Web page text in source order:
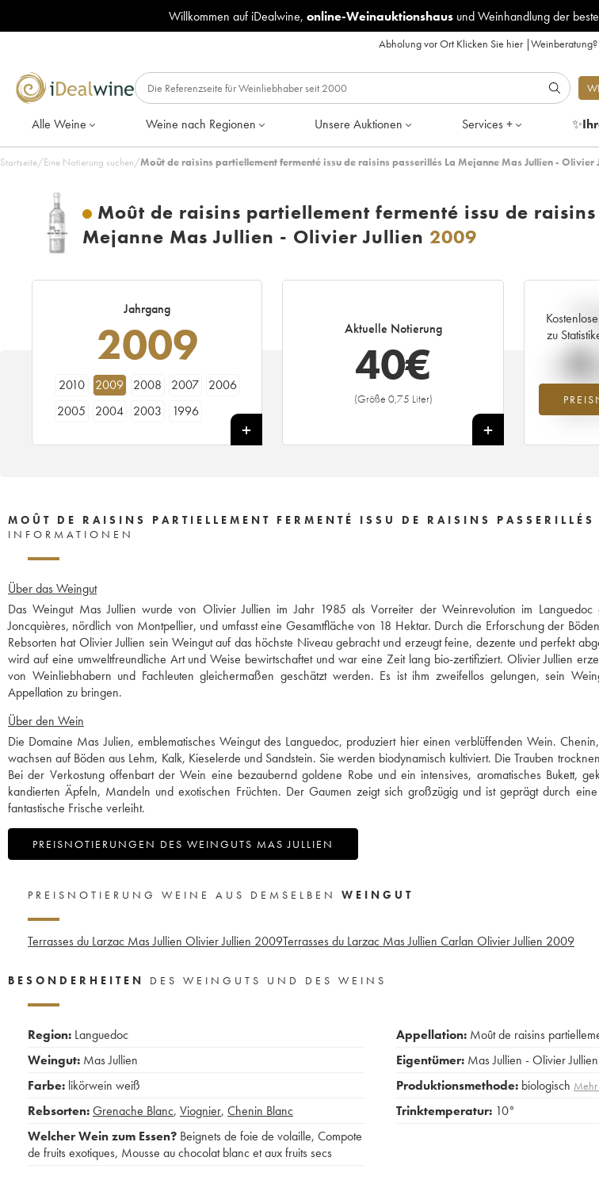
Willkommen auf iDealwine, online-Weinauktionshausund Weinhandlung der
Abholung vor Ort Klicken Sie hier|Weinberatung?
Alle Weine Weine nach Regionen Unsere Auktionen Services + ✨
Startseite/Eine Notierung suchen/Moût de raisins partiellement fermenté issu de raisins passerillés La Mejanne Mas Jullien -
Moût de raisins partiellement fermenté issu de raisins
Mejanne Mas Jullien - Olivier Jullien 2009
Jahrgang
2009
2010 2009 2008 2007
2006
2005
2004 2003 1996
Aktuelle Notierung
40€
(Größe 0,75 Liter)
+
zu
-
2026
MOÛT DE RAISINS PARTIELLEMENT FERMENTÉ ISSU DE RAISINS
INFORMATIONEN
Über das Weingut
Das Weingut Mas Jullien wurde von Olivier Jullien im Jahr 1985 als Vorreiter der Weinrevolution im Languedoc
Joncquières, nördlich von Montpellier, und umfasst eine Gesamtfläche von 18 Hektar. Durch die Erforschung der
Rebsorten hat Olivier Jullien sein Weingut auf das höchste Niveau gebracht und erzeugt feine, dezente und perfekt
wird auf eine umweltfreundliche Art und Weise bewirtschaftet und war eine Zeit lang bio-zertifiziert. Olivier Jullien
von Weinliebhabern und Fachleuten gleichermaßen geschätzt werden. Es ist ihm zweifellos gelungen, sein
Appellation zu bringen.
Über den Wein
Die Domaine Mas Julien, emblematisches Weingut des Languedoc, produziert hier einen verblüffenden Wein.
wachsen auf Böden aus Lehm, Kalk, Kieselerde und Sandstein. Sie werden biodynamisch kultiviert. Die Trauben
Bei der Verkostung offenbart der Wein eine bezaubernd goldene Robe und ein intensives, aromatisches Bukett,
kandierten Äpfeln, Mandeln und exotischen Früchten. Der Gaumen zeigt sich großzügig und ist geprägt durch
fantastische Frische verleiht.
PREISNOTIERUNGEN DES WEINGUTS MAS JULLIEN
PREISNOTIERUNG WEINE AUS DEMSELBEN WEINGUT
Terrasses du Larzac Mas Jullien Olivier Jullien 2009Terrasses du Larzac Mas Jullien Carlan Olivier Jullien 2009
BESONDERHEITEN DES WEINGUTS UND DES WEINS
Region: Languedoc
Weingut: Mas Jullien
Farbe: likörwein weiß
Rebsorten:Grenache Blanc, Viognier, Chenin Blanc
Welcher Wein zum Essen? Beignets de foie de volaille, Compote
de fruits exotiques, Mousse au chocolat blanc et aux fruits secs
Appellation: Moût de raisins
Eigentümer: Mas Jullien - Olivier Jullien
Produktionsmethode: biologisch
Trinktemperatur: 10°